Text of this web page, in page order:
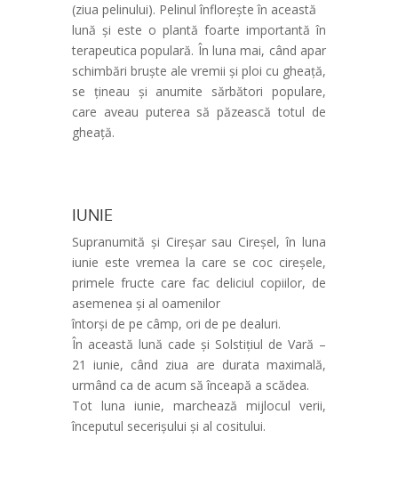
(ziua pelinului). Pelinul înflorește în această
lună și este o plantă foarte importantă în
terapeutica populară. În luna mai, când apar
schimbări bruște ale vremii și ploi cu gheață,
se țineau și anumite sărbători populare,
care aveau puterea să păzească totul de
gheață.
IUNIE
Supranumită și Cireșar sau Cireșel, în luna
iunie este vremea la care se coc cireșele,
primele fructe care fac deliciul copiilor, de
asemenea și al oamenilor
întorși de pe câmp, ori de pe dealuri.
În această lună cade și Solstițiul de Vară –
21 iunie, când ziua are durata maximală,
urmând ca de acum să înceapă a scădea.
Tot luna iunie, marchează mijlocul verii,
începutul secerișului și al cositului.